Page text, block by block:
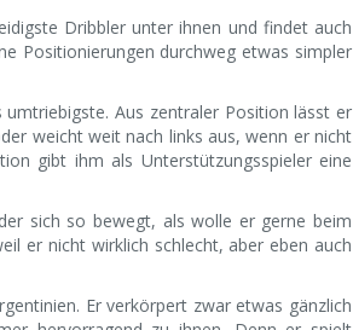
Dribbler unter ihnen und findet auch
Positionierungen durchweg etwas simpler
Aus zentraler Position lässt er
weicht weit nach links aus, wenn er nicht
gibt ihm als Unterstützungsspieler eine
sich so bewegt, als wolle er gerne beim
er nicht wirklich schlecht, aber eben auch
Er verkörpert zwar etwas gänzlich